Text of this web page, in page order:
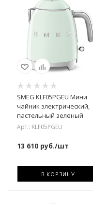
SMEG KLF05PGEU Мини
чайник электрический,
пастельный зеленый
Арт.: KLF05PGEU
13 610 руб./шт
В КОРЗИНУ